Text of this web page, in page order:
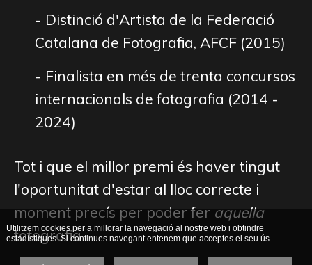
- Distinció d'Artista de la Federació
Catalana de Fotografia, AFCF (2015)
- Finalista en més de trenta concursos
internacionals de fotografia (2014 -
2024)
Tot i que el millor premi és haver tingut
l'oportunitat d'estar al lloc correcte i
moment precís per poder fer aquella
fotografia
Utilitzem cookies per a millorar la navegació al nostre web i obtindre
estadístiques. Si continues navegant entenem que acceptes el seu ús.